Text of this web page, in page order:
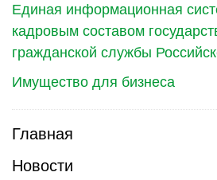
Единая информационная
кадровым составом
гражданской службы
Имущество для бизнеса
Главная
Новости